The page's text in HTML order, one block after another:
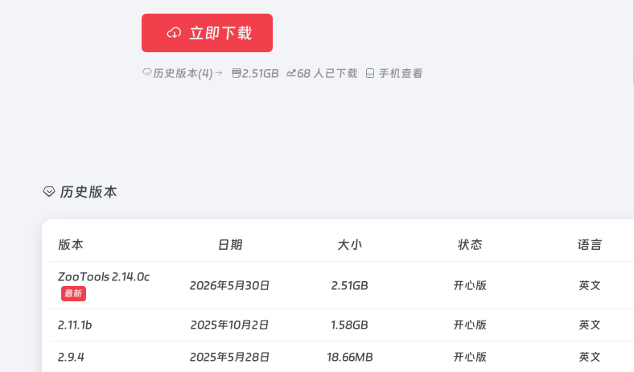
立即下载
历史版本(4) 2.51GB 68 人已下载 手机查看
历史版本
版本 日期 大小 状态 语言
ZooTools 2.14.0c
最新
2026年5月30日 2.51GB 开心版 英文
2.11.1b 2025年10月2日 1.58GB 开心版 英文
2.9.4 2025年5月28日 18.66MB 开心版 英文